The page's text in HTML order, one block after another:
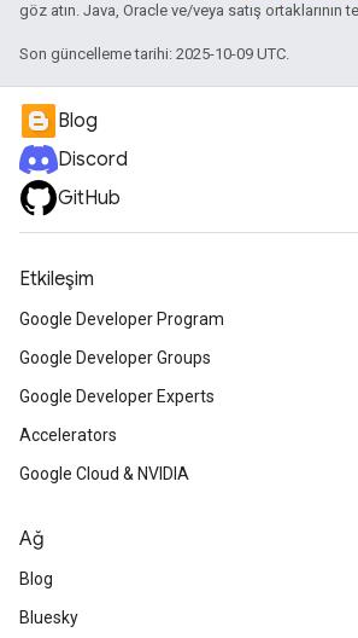
göz atın. Java, Oracle ve/veya satış ortaklarının
Son güncelleme tarihi: 2025-10-09 UTC.
Blog
Discord
GitHub
Etkileşim
Google Developer Program
Google Developer Groups
Google Developer Experts
Accelerators
Google Cloud & NVIDIA
Ağ
Blog
Bluesky